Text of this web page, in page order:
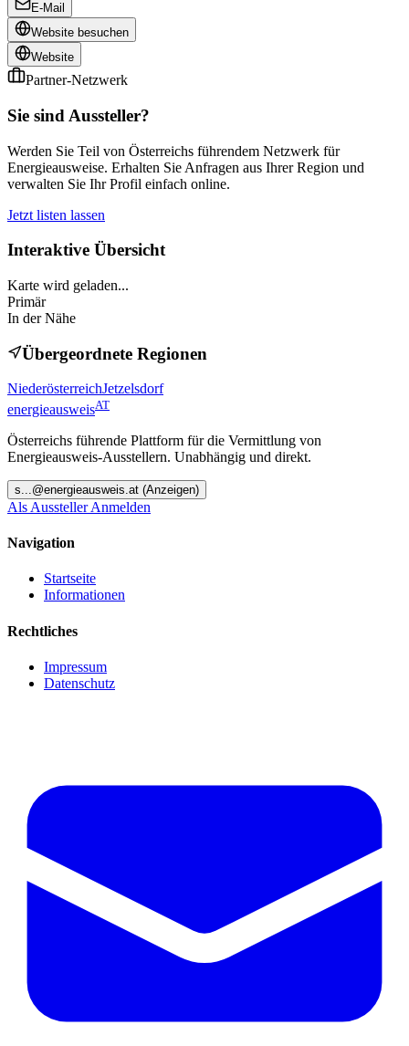
E-Mail
Website besuchen
Website
Partner-Netzwerk
Sie sind Aussteller?
Werden Sie Teil von Österreichs führendem Netzwerk für
Energieausweise. Erhalten Sie Anfragen aus Ihrer Region und
verwalten Sie Ihr Profil einfach online.
Jetzt listen lassen
Interaktive Übersicht
Karte wird geladen...
Primär
In der Nähe
Übergeordnete Regionen
NiederösterreichJetzelsdorf
energieausweisAT
Österreichs führende Plattform für die Vermittlung von
Energieausweis-Ausstellern. Unabhängig und direkt.
s ...@energieausweis.at (Anzeigen)
Als Aussteller Anmelden
Navigation
Startseite
Informationen
Rechtliches
Impressum
Datenschutz